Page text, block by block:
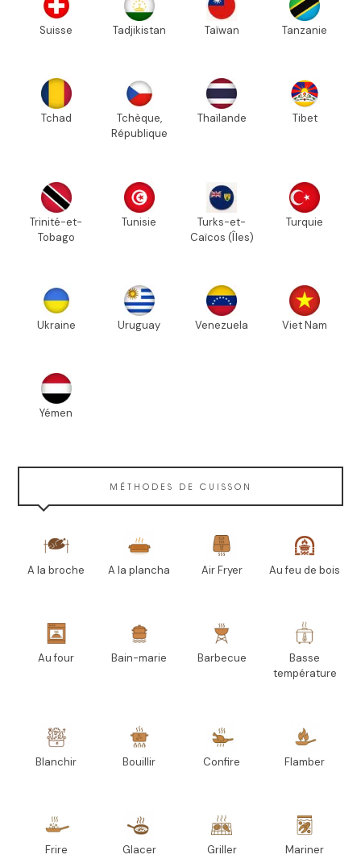
Suisse Tadjikistan Taïwan Tanzanie
Tchad
Tchèque,
République
Thaïlande Tibet
Trinité-et-
Tobago
Tunisie
Turks-et-
Caïcos (Îles)
Turquie
Ukraine Uruguay Venezuela Viet Nam
Yémen
MÉTHODES DE CUISSON
A la broche A la plancha Air Fryer Au feu de bois
Au four Bain-marie Barbecue
Basse
température
Blanchir Bouillir Confire Flamber
Frire Glacer Griller Mariner